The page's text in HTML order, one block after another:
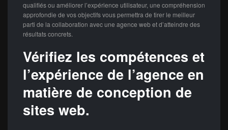
qualifiés ou améliorer l’expérience utilisateur, une compréhension
approfondie de vos objectifs vous permettra de tirer le meilleur
parti de la collaboration avec une agence web et d’atteindre des
résultats concrets.
Vérifiez les compétences et
l’expérience de l’agence en
matière de conception de
sites web.